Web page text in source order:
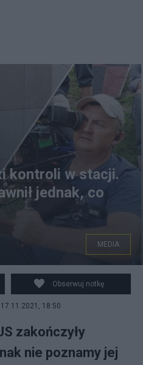
pracy w TVN. fot. Twitter
kontroli w stacji.
jednak, co
MEDIA
Obserwuj notkę
18:50
zakończyły
nie poznamy jej